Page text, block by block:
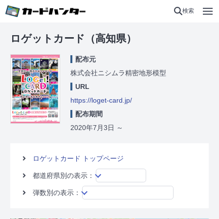
検索
ロゲットカード（高知県）
配布元
株式会社ニシムラ精密地形模型
URL
https://loget-card.jp/
配布期間
2020年7月3日 ～
ロゲットカード トップページ
都道府県別の表示：
弾数別の表示：